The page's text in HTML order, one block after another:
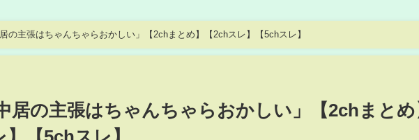
の主張はちゃんちゃらおかしい」【2chまとめ】【2chスレ】【5chスレ】
居の主張はちゃんちゃらおかしい」【2chまとめ